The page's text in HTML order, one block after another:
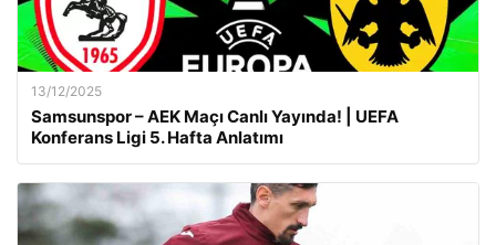
13/12/2025
Samsunspor – AEK Maçı Canlı Yayında! | UEFA
Konferans Ligi 5. Hafta Anlatımı